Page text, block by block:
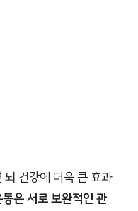
건강에 더욱 큰 효과
은 서로 보완적인 관